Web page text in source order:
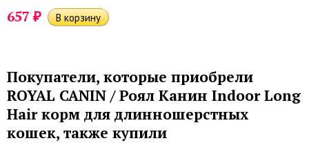
657 ₽
Покупатели, которые приобрели
ROYAL CANIN / Роял Канин Indoor Long
Hair корм для длинношерстных
кошек, также купили